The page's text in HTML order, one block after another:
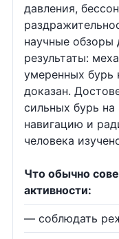
давления,
научные обзоры
результаты:
умеренных бурь
доказан.
сильных бурь на
навигацию и
человека
Что обычно
активности:
— соблюдать